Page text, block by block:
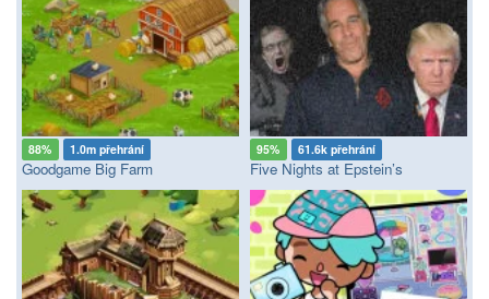
88% 1.0m přehrání
Goodgame Big Farm
95% 61.6k přehrání
Five Nights at Epstein’s